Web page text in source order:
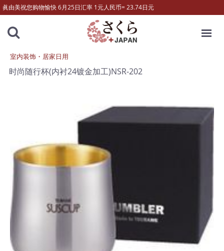
眞由美祝您购物愉快 6月25日汇率 1元人民币= 23.74日元
室内装饰・居家日用
时尚随行杯(内衬24镀金加工)NSR-202